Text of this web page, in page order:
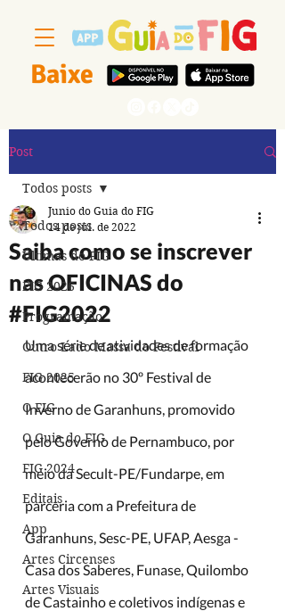
Baixe
Post
Todos posts
Últimas do FIG
FIG 2026
Programação
Outro Lado Massa do Festival
FIG 2025
O FIG
O Guia do FIG
FIG 2024
Editais
App
Artes Circenses
Artes Visuais
Todos posts
Saiba como se inscrever
nas OFICINAS do
#FIG2022
Junio do Guia do FIG
14 de jul. de 2022
Uma série de atividades de formação
acontecerão no 30º Festival de
Inverno de Garanhuns, promovido
pelo Governo de Pernambuco, por
meio da Secult-PE/Fundarpe, em
parceria com a Prefeitura de
Garanhuns, Sesc-PE, UFAP, Aesga -
Casa dos Saberes, Funase, Quilombo
de Castainho e coletivos indígenas e